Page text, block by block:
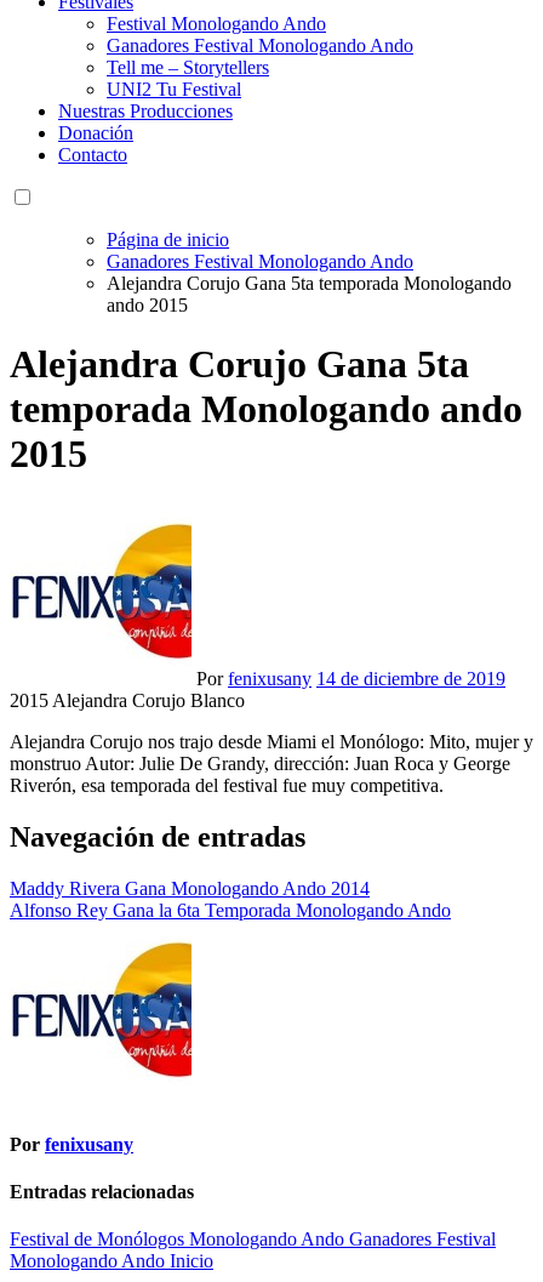
Festival Monologando Ando
Ganadores Festival Monologando Ando
Tell me – Storytellers
UNI2 Tu Festival
Nuestras Producciones
Donación
Contacto
Página de inicio
Ganadores Festival Monologando Ando
Alejandra Corujo Gana 5ta temporada Monologando
ando 2015
Alejandra Corujo Gana 5ta
temporada Monologando ando
2015
Porfenixusany 14 de diciembre de 2019
2015 Alejandra Corujo Blanco
Alejandra Corujo nos trajo desde Miami el Monólogo: Mito, mujer y
monstruo Autor: Julie De Grandy, dirección: Juan Roca y George
Riverón, esa temporada del festival fue muy competitiva.
Navegación de entradas
Maddy Rivera Gana Monologando Ando 2014
Alfonso Rey Gana la 6ta Temporada Monologando Ando
Por fenixusany
Entradas relacionadas
Festival de Monólogos Monologando Ando Ganadores Festival
Monologando Ando Inicio